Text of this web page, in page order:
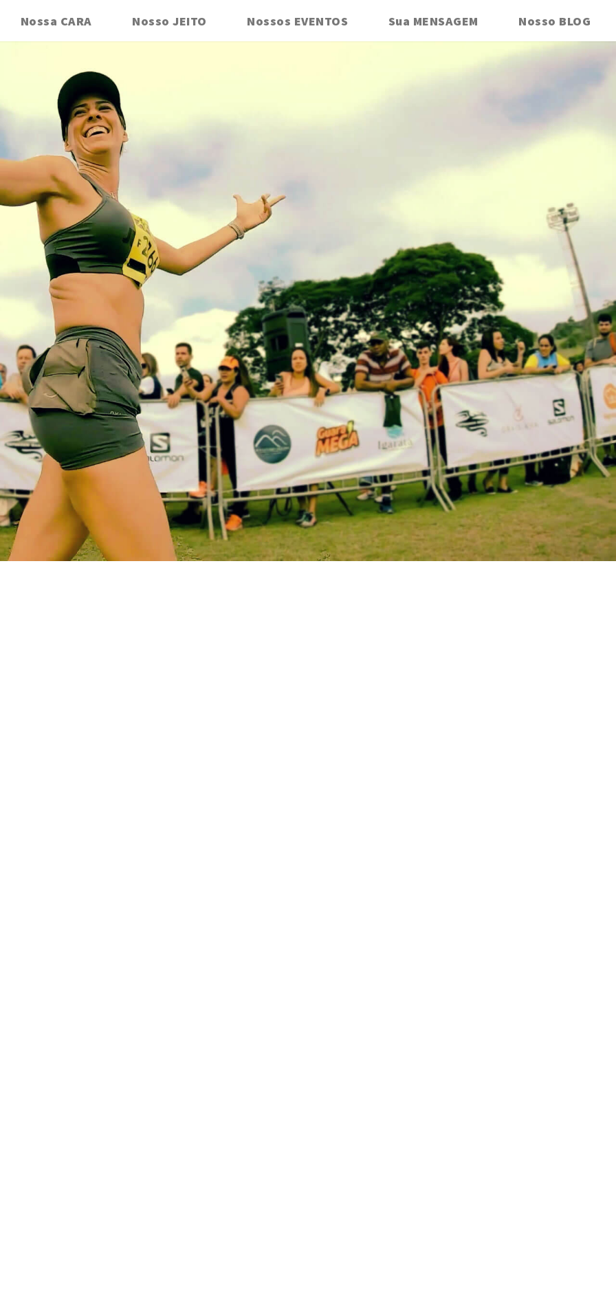
Nossa CARA Nosso JEITO Nossos EVENTOS Sua MENSAGEM Nosso BLOG